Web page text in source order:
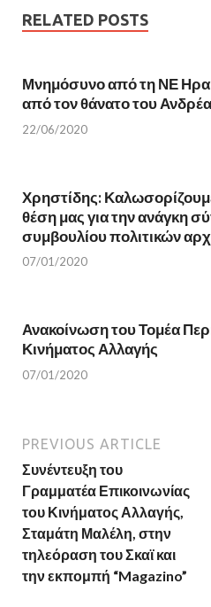
(
O
p
i
n
n
w
w
w
)
O
p
e
n
n
e
w
i
)
RELATED POSTS
Μνημόσυνο από τη ΝΕ
από τον θάνατο του
22/06/2020
Χρηστίδης:
θέση μας για την ανάγκη
συμβουλίου πολιτικών
07/01/2020
Ανακοίνωση του Τομέα
Κινήματος Αλλαγής
07/01/2020
PREVIOUS ARTICLE
Συνέντευξη του
Γραμματέα Επικοινωνίας
του Κινήματος Αλλαγής,
Σταμάτη Μαλέλη, στην
τηλεόραση του Σκαϊ και
την εκπομπή “Magazino”